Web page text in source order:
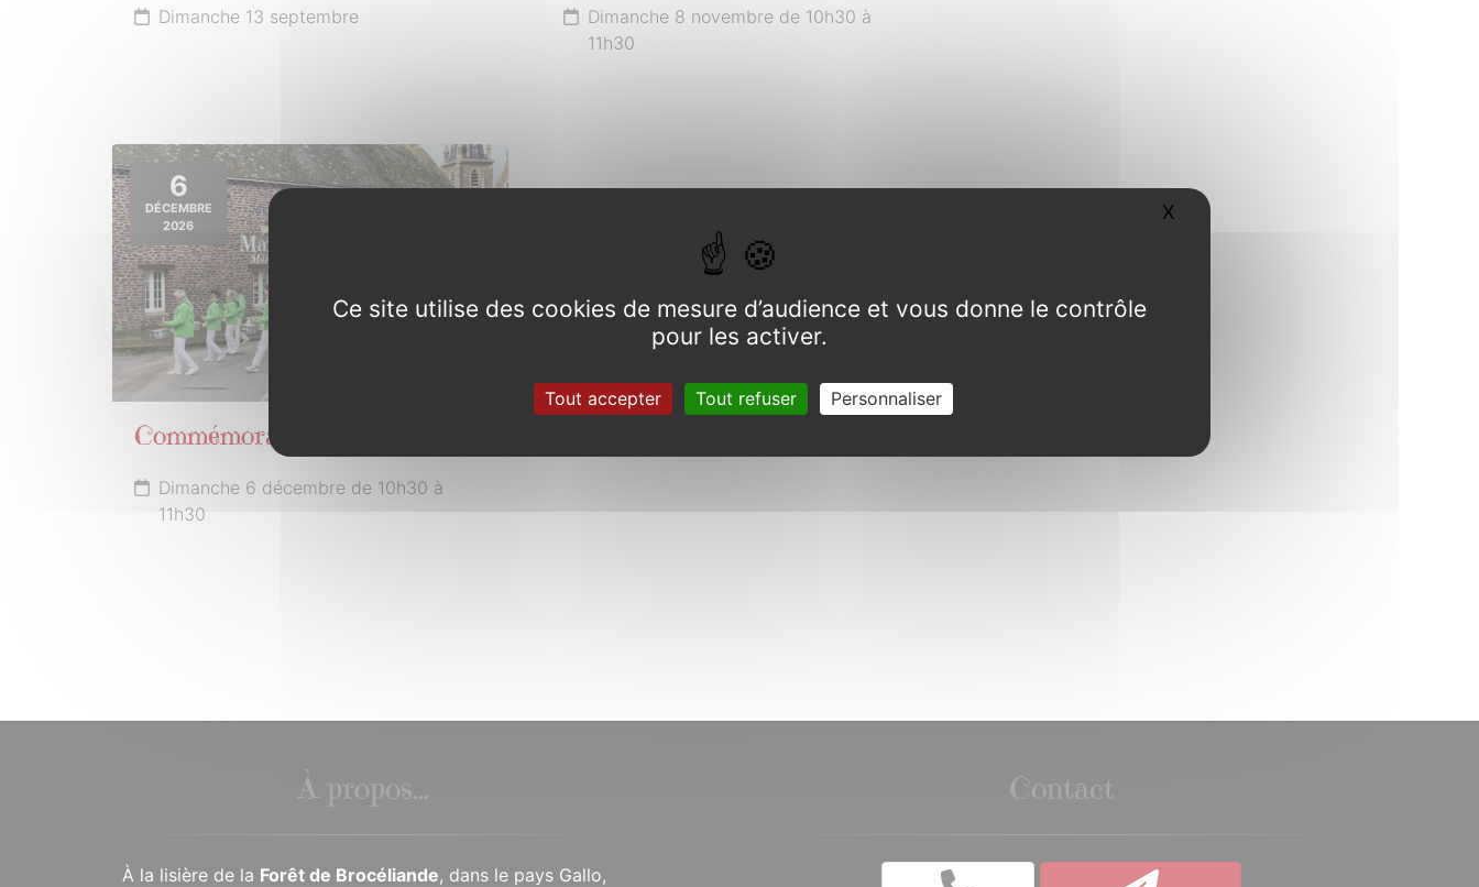
Dimanche 13 septembre
Dimanche 8 novembre de 10h30 à
11h30
6
DÉCEMBRE
2026
Commémoration 6 décembre
Dimanche 6 décembre de 10h30 à
11h30
À propos...
À la lisière de la Forêt de Brocéliande, dans le pays Gallo,
Contact
Ce site utilise des cookies de mesure d’audience et vous donne le contrôle
pour les activer.
Tout accepter Tout refuser Personnaliser
X Masquer le bandeau des cookies